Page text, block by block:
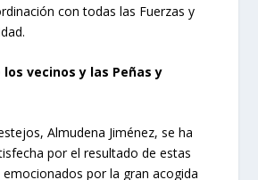
con todas las Fuerzas y
vecinos y las Peñas y
Almudena Jiménez, se ha
por el resultado de estas
emocionados por la gran acogida